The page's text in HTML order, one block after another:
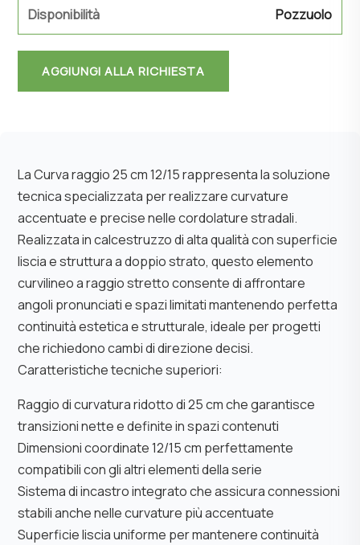
Disponibilità Pozzuolo
AGGIUNGI ALLA RICHIESTA
La Curva raggio 25 cm 12/15 rappresenta la soluzione
tecnica specializzata per realizzare curvature
accentuate e precise nelle cordolature stradali.
Realizzata in calcestruzzo di alta qualità con superficie
liscia e struttura a doppio strato, questo elemento
curvilineo a raggio stretto consente di affrontare
angoli pronunciati e spazi limitati mantenendo perfetta
continuità estetica e strutturale, ideale per progetti
che richiedono cambi di direzione decisi.
Caratteristiche tecniche superiori:
Raggio di curvatura ridotto di 25 cm che garantisce
transizioni nette e definite in spazi contenuti
Dimensioni coordinate 12/15 cm perfettamente
compatibili con gli altri elementi della serie
Sistema di incastro integrato che assicura connessioni
stabili anche nelle curvature più accentuate
Superficie liscia uniforme per mantenere continuità